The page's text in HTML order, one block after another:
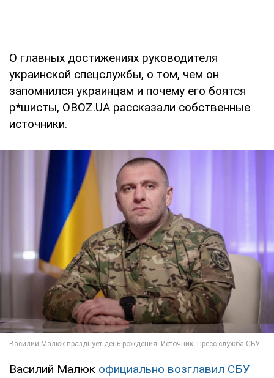
О главных достижениях руководителя
украинской спецслужбы, о том, чем он
запомнился украинцам и почему его боятся
р*шисты, OBOZ.UA рассказали собственные
источники.
Василий Малюк официально возглавил СБУ